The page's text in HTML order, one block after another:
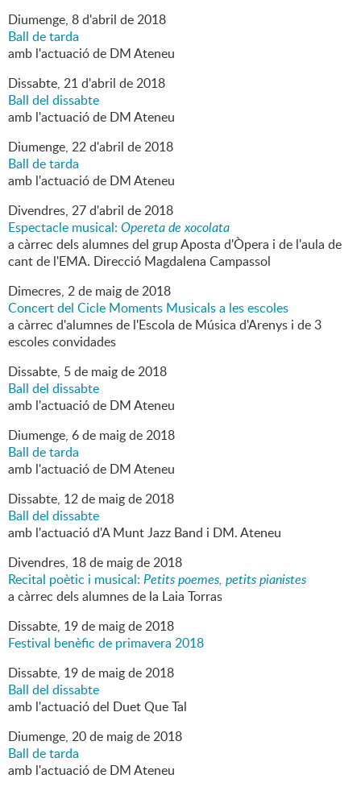
Diumenge, 8d'abril de2018
Ball de tarda
amb l'actuació de DM Ateneu
Dissabte, 21d'abril de2018
Ball del dissabte
amb l'actuació de DM Ateneu
Diumenge, 22d'abril de2018
Ball de tarda
amb l'actuació de DM Ateneu
Divendres, 27d'abril de2018
Espectacle musical: Opereta de xocolata
a càrrec dels alumnes del grup Aposta d'Òpera i de l'aula de
cant de l'EMA. Direcció Magdalena Campassol
Dimecres, 2de maigde2018
Concert del Cicle Moments Musicals a les escoles
a càrrec d'alumnes de l'Escola de Música d'Arenys i de 3
escoles convidades
Dissabte, 5de maigde2018
Ball del dissabte
amb l'actuació de DM Ateneu
Diumenge, 6de maigde2018
Ball de tarda
amb l'actuació de DM Ateneu
Dissabte, 12de maigde2018
Ball del dissabte
amb l'actuació d'A Munt Jazz Band i DM. Ateneu
Divendres, 18de maigde2018
Recital poètic i musical: Petits poemes, petits pianistes
a càrrec dels alumnes de la Laia Torras
Dissabte, 19de maigde2018
Festival benèfic de primavera 2018
Dissabte, 19de maigde2018
Ball del dissabte
amb l'actuació del Duet Que Tal
Diumenge, 20de maigde2018
Ball de tarda
amb l'actuació de DM Ateneu